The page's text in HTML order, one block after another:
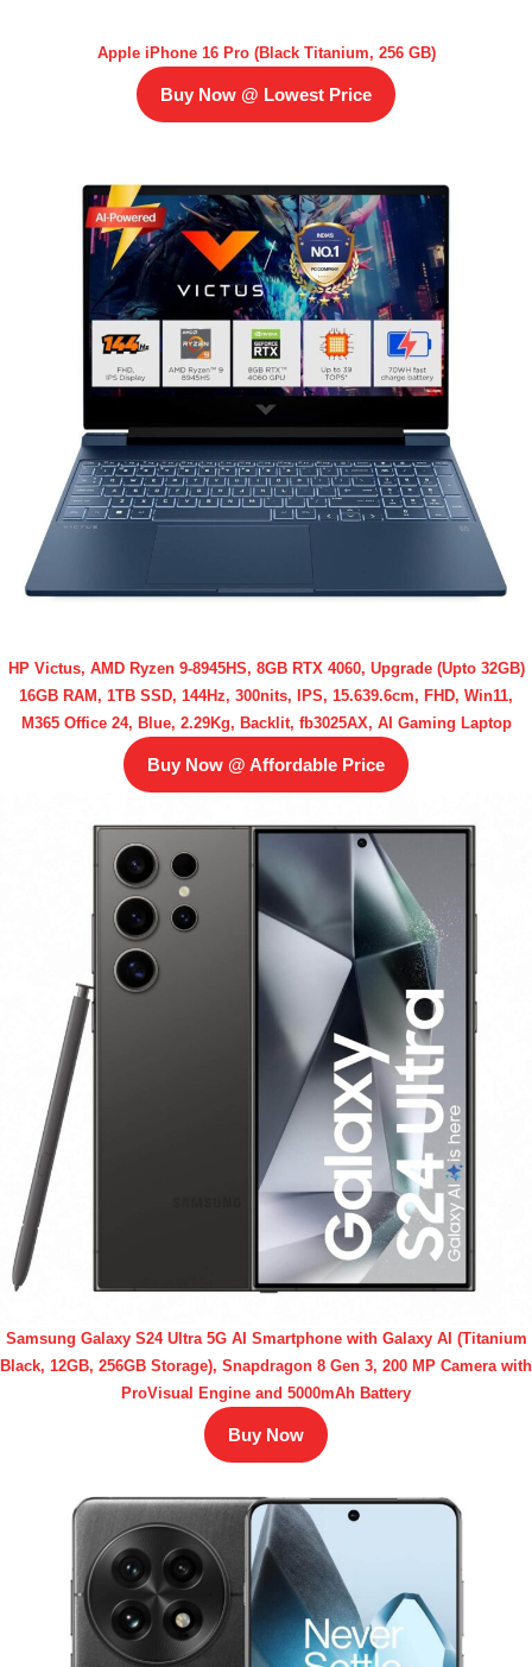
Apple iPhone 16 Pro (Black Titanium, 256 GB)
Buy Now @ Lowest Price
HP Victus, AMD Ryzen 9-8945HS, 8GB RTX 4060, Upgrade (Upto 32GB)
16GB RAM, 1TB SSD, 144Hz, 300nits, IPS, 15.639.6cm, FHD, Win11,
M365 Office 24, Blue, 2.29Kg, Backlit, fb3025AX, AI Gaming Laptop
Buy Now @ Affordable Price
Samsung Galaxy S24 Ultra 5G AI Smartphone with Galaxy AI (Titanium
Black, 12GB, 256GB Storage), Snapdragon 8 Gen 3, 200 MP Camera with
ProVisual Engine and 5000mAh Battery
Buy Now